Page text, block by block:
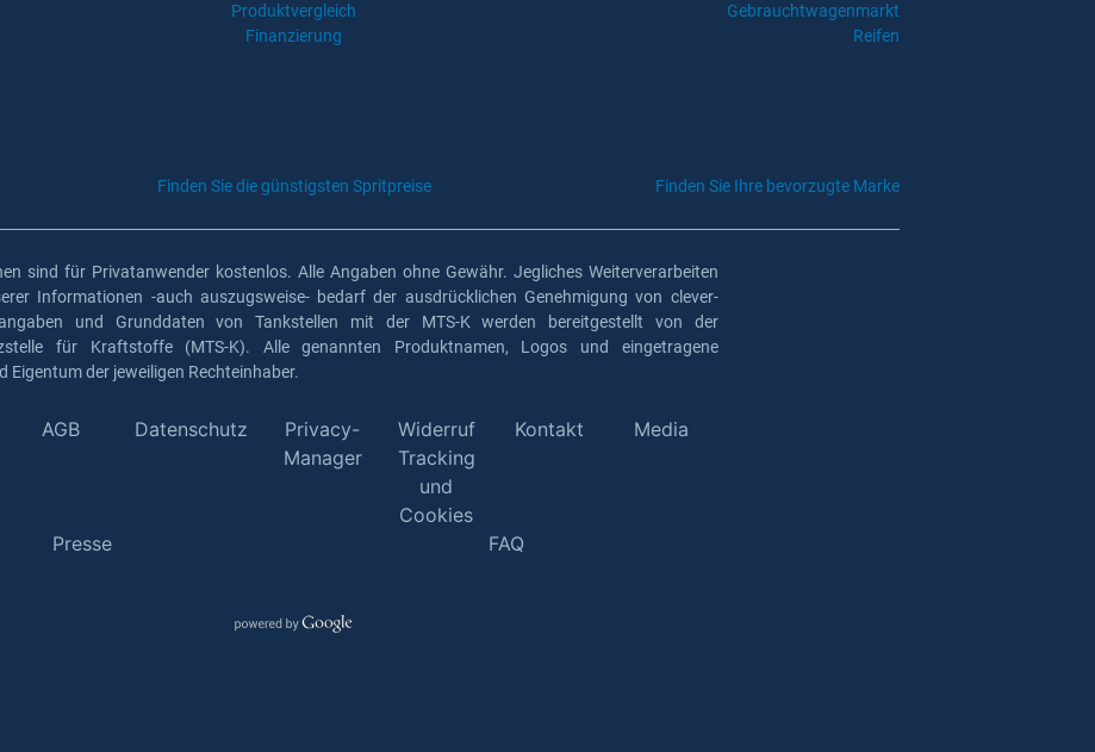
Produktvergleich
Gebrauchtwagenmarkt
Finanzierung
Reifen
Finden Sie die günstigsten Spritpreise Finden Sie Ihre bevorzugte Marke
sind für Privatanwender kostenlos. Alle Angaben ohne Gewähr. Jegliches Weiterverarbeiten
Informationen -auch auszugsweise- bedarf der ausdrücklichen Genehmigung von clever-
und Grunddaten von Tankstellen mit der MTS-K werden bereitgestellt von der
für Kraftstoffe (MTS-K). Alle genannten Produktnamen, Logos und eingetragene
Eigentum der jeweiligen Rechteinhaber.
AGB Datenschutz
Privacy-
Manager
Widerruf
Tracking
und
Cookies
Kontakt Media
Presse FAQ